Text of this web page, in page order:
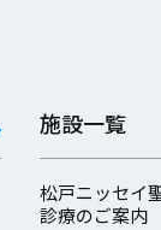
施設一覧
松戸ニッセイ
診療のご案内